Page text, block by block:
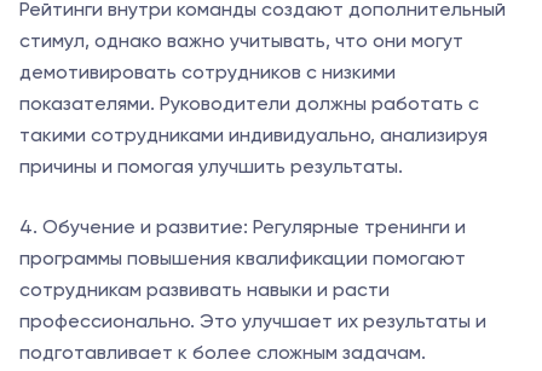
Рейтинги внутри команды создают дополнительный
стимул, однако важно учитывать, что они могут
демотивировать сотрудников с низкими
показателями. Руководители должны работать с
такими сотрудниками индивидуально, анализируя
причины и помогая улучшить результаты.
4. Обучение и развитие: Регулярные тренинги и
программы повышения квалификации помогают
сотрудникам развивать навыки и расти
профессионально. Это улучшает их результаты и
подготавливает к более сложным задачам.